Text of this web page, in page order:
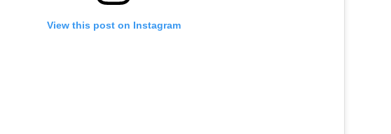
View this post on Instagram